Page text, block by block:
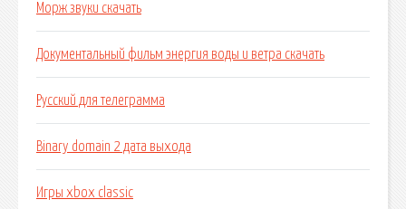
Морж звуки скачать
Документальный фильм энергия воды и ветра скачать
Русский для телеграмма
Binary domain 2 дата выхода
Игры xbox classic